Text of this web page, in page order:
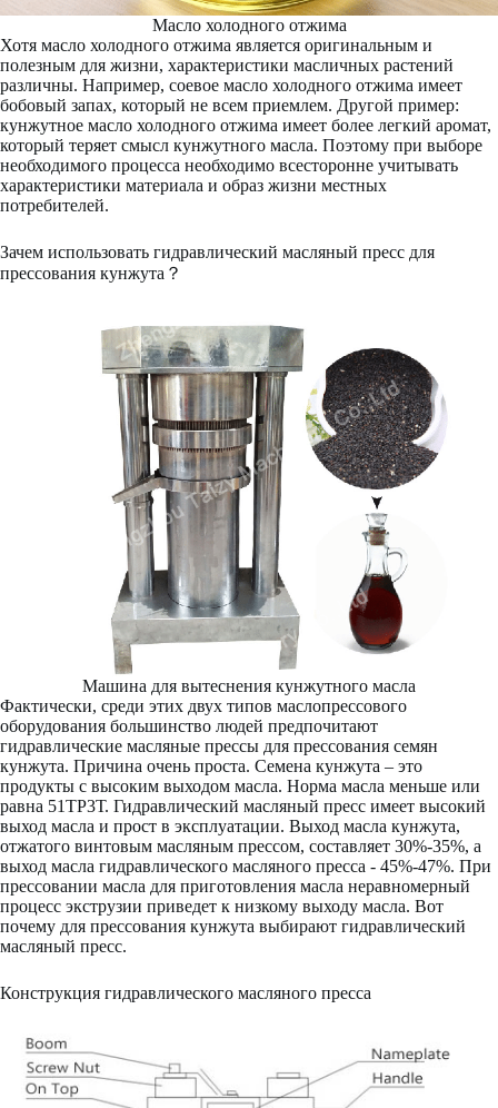
Масло холодного отжима
Хотя масло холодного отжима является оригинальным и
полезным для жизни, характеристики масличных растений
различны. Например, соевое масло холодного отжима имеет
бобовый запах, который не всем приемлем. Другой пример:
кунжутное масло холодного отжима имеет более легкий аромат,
который теряет смысл кунжутного масла. Поэтому при выборе
необходимого процесса необходимо всесторонне учитывать
характеристики материала и образ жизни местных
потребителей.
Зачем использовать гидравлический масляный пресс для
прессования кунжута？
Машина для вытеснения кунжутного масла
Фактически, среди этих двух типов маслопрессового
оборудования большинство людей предпочитают
гидравлические масляные прессы для прессования семян
кунжута. Причина очень проста. Семена кунжута – это
продукты с высоким выходом масла. Норма масла меньше или
равна 51ТР3Т. Гидравлический масляный пресс имеет высокий
выход масла и прост в эксплуатации. Выход масла кунжута,
отжатого винтовым масляным прессом, составляет 30%-35%, а
выход масла гидравлического масляного пресса - 45%-47%. При
прессовании масла для приготовления масла неравномерный
процесс экструзии приведет к низкому выходу масла. Вот
почему для прессования кунжута выбирают гидравлический
масляный пресс.
Конструкция гидравлического масляного пресса